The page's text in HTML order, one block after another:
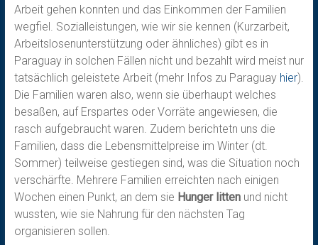
Arbeit gehen konnten und das Einkommen der Familien
wegfiel. Sozialleistungen, wie wir sie kennen (Kurzarbeit,
Arbeitslosenunterstützung oder ähnliches) gibt es in
Paraguay in solchen Fällen nicht und bezahlt wird meist nur
tatsächlich geleistete Arbeit (mehr Infos zu Paraguay hier).
Die Familien waren also, wenn sie überhaupt welches
besaßen, auf Erspartes oder Vorräte angewiesen, die
rasch aufgebraucht waren. Zudem berichtetn uns die
Familien, dass die Lebensmittelpreise im Winter (dt.
Sommer) teilweise gestiegen sind, was die Situation noch
verschärfte. Mehrere Familien erreichten nach einigen
Wochen einen Punkt, an dem sie Hunger littenund nicht
wussten, wie sie Nahrung für den nächsten Tag
organisieren sollen.